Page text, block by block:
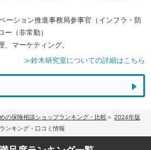
ーション推進事務局参事官（インフラ・防
（非常勤）
マーケティング。
≫鈴木研究室についての詳細はこちら
の保険相談ショップランキング・比較
2024年版
ンキング・口コミ情報